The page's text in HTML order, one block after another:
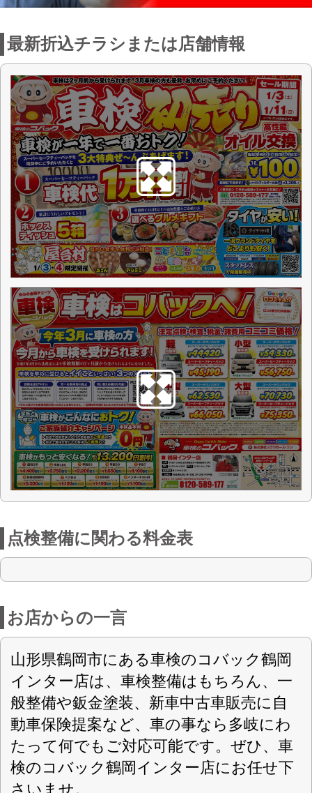
点検整備に関わる料金表
お店からの一言
山形県鶴岡市にある車検のコバック鶴岡
インター店は、車検整備はもちろん、一
般整備や鈑金塗装、新車中古車販売に自
動車保険提案など、車の事なら多岐にわ
たって何でもご対応可能です。ぜひ、車
検のコバック鶴岡インター店にお任せ下
さいませ。
車検のコバック 鶴岡インター店
〈店舗直通フリーダイヤル0120-589-177
住所 〒997-0056 山形県鶴岡市中野京田字大坪
認可 第7298号
URL https://kobac-tsuruokainter.com
営業案内 9：00～18：00
定休日 GW、夏期休暇、年末年始、毎週月曜
日、月2回日曜日
対応車種 軽自動車・乗用車・全般
取扱車検 車検+スーパーテクノパック
お支払方法
現金・クレジットカード・ローン・QRコ
ード決済等